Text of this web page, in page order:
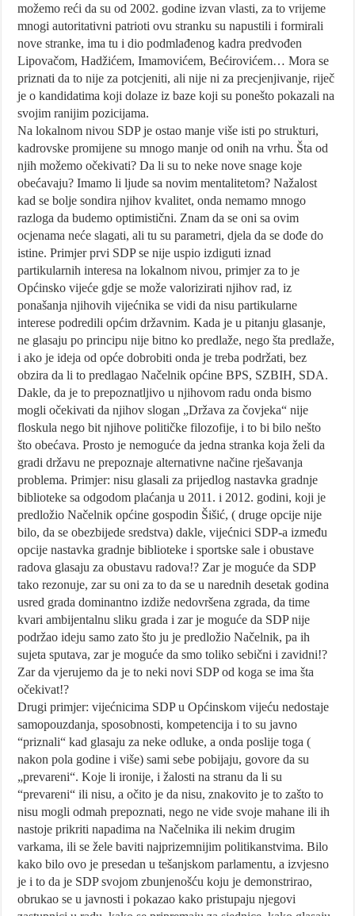
možemo reći da su od 2002. godine izvan vlasti, za to vrijeme
mnogi autoritativni patrioti ovu stranku su napustili i formirali
nove stranke, ima tu i dio podmlađenog kadra predvođen
Lipovačom, Hadžićem, Imamovićem, Bećirovićem… Mora se
priznati da to nije za potcjeniti, ali nije ni za precjenjivanje, riječ
je o kandidatima koji dolaze iz baze koji su ponešto pokazali na
svojim ranijim pozicijama.
Na lokalnom nivou SDP je ostao manje više isti po strukturi,
kadrovske promijene su mnogo manje od onih na vrhu. Šta od
njih možemo očekivati? Da li su to neke nove snage koje
obećavaju? Imamo li ljude sa novim mentalitetom? Nažalost
kad se bolje sondira njihov kvalitet, onda nemamo mnogo
razloga da budemo optimistični. Znam da se oni sa ovim
ocjenama neće slagati, ali tu su parametri, djela da se dođe do
istine. Primjer prvi SDP se nije uspio izdiguti iznad
partikularnih interesa na lokalnom nivou, primjer za to je
Općinsko vijeće gdje se može valorizirati njihov rad, iz
ponašanja njihovih vijećnika se vidi da nisu partikularne
interese podredili općim državnim. Kada je u pitanju glasanje,
ne glasaju po principu nije bitno ko predlaže, nego šta predlaže,
i ako je ideja od opće dobrobiti onda je treba podržati, bez
obzira da li to predlagao Načelnik općine BPS, SZBIH, SDA.
Dakle, da je to prepoznatljivo u njihovom radu onda bismo
mogli očekivati da njihov slogan „Država za čovjeka“ nije
floskula nego bit njihove političke filozofije, i to bi bilo nešto
što obećava. Prosto je nemoguće da jedna stranka koja želi da
gradi državu ne prepoznaje alternativne načine rješavanja
problema. Primjer: nisu glasali za prijedlog nastavka gradnje
biblioteke sa odgodom plaćanja u 2011. i 2012. godini, koji je
predložio Načelnik općine gospodin Šišić, ( druge opcije nije
bilo, da se obezbijede sredstva) dakle, vijećnici SDP-a između
opcije nastavka gradnje biblioteke i sportske sale i obustave
radova glasaju za obustavu radova!? Zar je moguće da SDP
tako rezonuje, zar su oni za to da se u narednih desetak godina
usred grada dominantno izdiže nedovršena zgrada, da time
kvari ambijentalnu sliku grada i zar je moguće da SDP nije
podržao ideju samo zato što ju je predložio Načelnik, pa ih
sujeta sputava, zar je moguće da smo toliko sebični i zavidni!?
Zar da vjerujemo da je to neki novi SDP od koga se ima šta
očekivat!?
Drugi primjer: vijećnicima SDP u Općinskom vijeću nedostaje
samopouzdanja, sposobnosti, kompetencija i to su javno
“priznali“ kad glasaju za neke odluke, a onda poslije toga (
nakon pola godine i više) sami sebe pobijaju, govore da su
„prevareni“. Koje li ironije, i žalosti na stranu da li su
“prevareni“ ili nisu, a očito je da nisu, znakovito je to zašto to
nisu mogli odmah prepoznati, nego ne vide svoje mahane ili ih
nastoje prikriti napadima na Načelnika ili nekim drugim
varkama, ili se žele baviti najprizemnijim politikanstvima. Bilo
kako bilo ovo je presedan u tešanjskom parlamentu, a izvjesno
je i to da je SDP svojom zbunjenošću koju je demonstrirao,
obrukao se u javnosti i pokazao kako pristupaju njegovi